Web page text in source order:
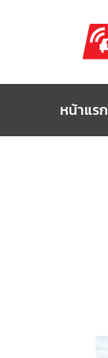
หน้าแรก